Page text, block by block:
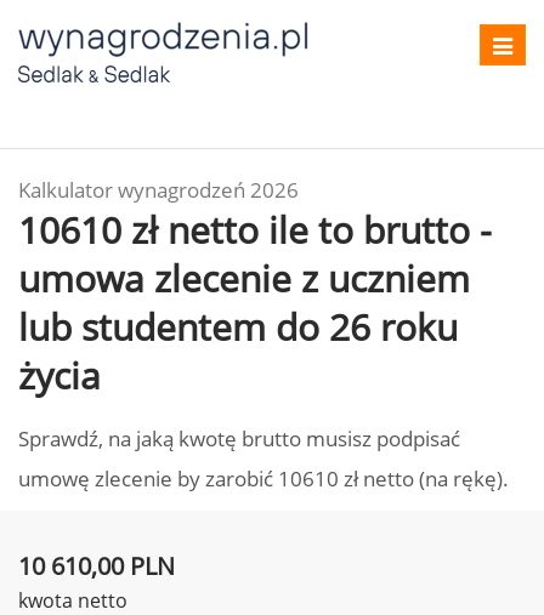
Kalkulator wynagrodzeń 2026
10610 zł netto ile to brutto -
umowa zlecenie z uczniem
lub studentem do 26 roku
życia
Sprawdź, na jaką kwotę brutto musisz podpisać
umowę zlecenie by zarobić 10610 zł netto (na rękę).
10 610,00 PLN
kwota netto